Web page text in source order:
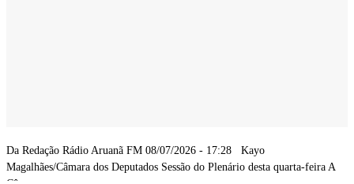
Da Redação Rádio Aruanã FM 08/07/2026 - 17:28 Kayo
Magalhães/Câmara dos Deputados Sessão do Plenário desta quarta-feira A